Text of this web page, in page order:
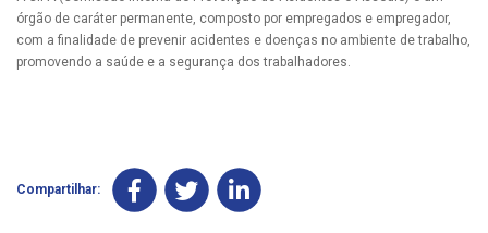
órgão de caráter permanente, composto por empregados e empregador,
com a finalidade de prevenir acidentes e doenças no ambiente de trabalho,
promovendo a saúde e a segurança dos trabalhadores.
Compartilhar: